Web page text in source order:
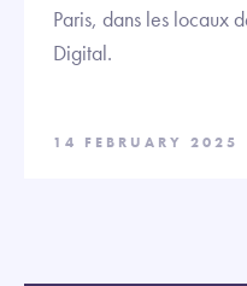
Paris, dans les locaux
Digital.
14 FEBRUARY 2025